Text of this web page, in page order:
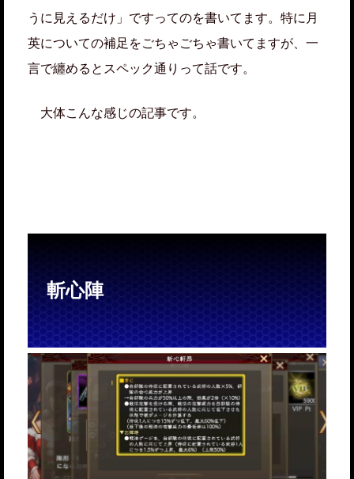
うに見えるだけ」ですってのを書いてます。特に月
英についての補足をごちゃごちゃ書いてますが、一
言で纏めるとスペック通りって話です。
大体こんな感じの記事です。
斬心陣